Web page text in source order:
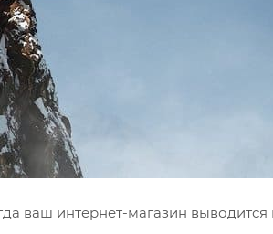
ваш интернет-магазин выводится